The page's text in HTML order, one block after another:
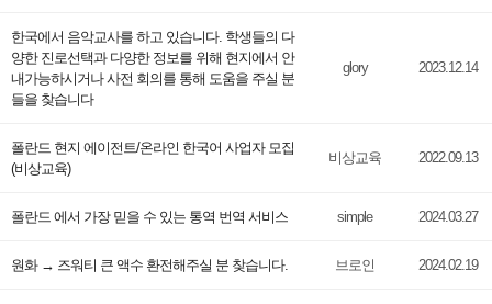
한국에서 음악교사를 하고 있습니다. 학생들의 다
양한 진로선택과 다양한 정보를 위해 현지에서 안
내가능하시거나 사전 회의를 통해 도움을 주실 분
들을 찾습니다
glory 2023.12.14
폴란드 현지 에이전트/온라인 한국어 사업자 모집
(비상교육)
비상교육 2022.09.13
폴란드 에서 가장 믿을 수 있는 통역 번역 서비스 simple 2024.03.27
원화 → 즈워티 큰 액수 환전해주실 분 찾습니다. 브로인 2024.02.19